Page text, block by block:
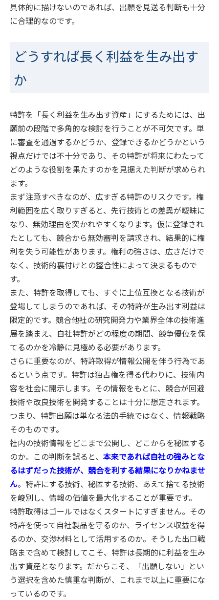
具体的に描けないのであれば、出願を見送る判断も十分
に合理的なのです。
どうすれば長く利益を生み出す
か
特許を「長く利益を生み出す資産」にするためには、出
願前の段階で多角的な検討を行うことが不可欠です。単
に審査を通過するかどうか、登録できるかどうかという
視点だけでは不十分であり、その特許が将来にわたって
どのような役割を果たすのかを見据えた判断が求められ
ます。
まず注意すべきなのが、広すぎる特許のリスクです。権
利範囲を広く取りすぎると、先行技術との差異が曖昧に
なり、無効理由を突かれやすくなります。仮に登録され
たとしても、競合から無効審判を請求され、結果的に権
利を失う可能性があります。権利の強さは、広さだけで
なく、技術的裏付けとの整合性によって決まるもので
す。
また、特許を取得しても、すぐに上位互換となる技術が
登場してしまうのであれば、その特許が生み出す利益は
限定的です。競合他社の研究開発力や業界全体の技術進
展を踏まえ、自社特許がどの程度の期間、競争優位を保
てるのかを冷静に見極める必要があります。
さらに重要なのが、特許取得が情報公開を伴う行為であ
るという点です。特許は独占権を得る代わりに、技術内
容を社会に開示します。その情報をもとに、競合が回避
技術や改良技術を開発することは十分に想定されます。
つまり、特許出願は単なる法的手続ではなく、情報戦略
そのものです。
社内の技術情報をどこまで公開し、どこからを秘匿する
のか。この判断を誤ると、 本来であれば自社の強みとな
るはずだった技術が、競合を利する結果になりかねませ
ん。特許にする技術、秘匿する技術、あえて捨てる技術
を峻別し、情報の価値を最大化することが重要です。
特許取得はゴールではなくスタートにすぎません。その
特許を使って自社製品を守るのか、ライセンス収益を得
るのか、交渉材料として活用するのか。そうした出口戦
略まで含めて検討してこそ、特許は長期的に利益を生み
出す資産となります。だからこそ、「出願しない」とい
う選択を含めた慎重な判断が、これまで以上に重要にな
っているのです。